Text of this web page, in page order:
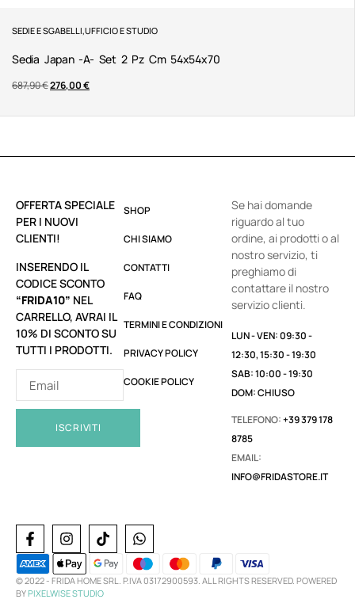
SEDIE E SGABELLI,UFFICIO E STUDIO
Sedia Japan -a- Set 2 Pz Cm 54x54x70
687,90€276,00€
OFFERTA SPECIALE
PER I NUOVI
CLIENTI!
INSERENDO IL
CODICE SCONTO
“FRIDA10” NEL
CARRELLO, AVRAI IL
10% DI SCONTO SU
TUTTI I PRODOTTI.
ISCRIVITI
SHOP
CHI SIAMO
CONTATTI
FAQ
TERMINI E CONDIZIONI
PRIVACY POLICY
COOKIE POLICY
Se hai domande
riguardo al tuo
ordine, ai prodotti o al
nostro servizio, ti
preghiamo di
contattare il nostro
servizio clienti.
LUN - VEN: 09:30 -
12:30, 15:30 - 19:30
SAB: 10:00 - 19:30
DOM: CHIUSO
TELEFONO:+39 379 178
8785
EMAIL:
INFO@FRIDASTORE.IT
© 2022 - FRIDA HOME SRL. P.IVA 03172900593. ALL RIGHTS RESERVED. POWERED
BYPIXELWISE STUDIO